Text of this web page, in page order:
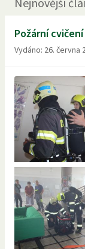
Požární
Vydáno: 26. června